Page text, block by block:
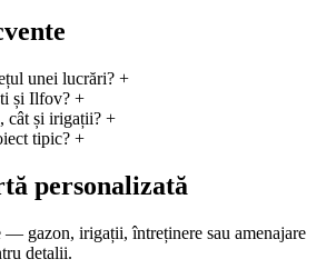
unei lucrări? +
și Ilfov? +
cât și irigații? +
tipic? +
personalizată
— gazon, irigații, întreținere sau amenajare
detalii.